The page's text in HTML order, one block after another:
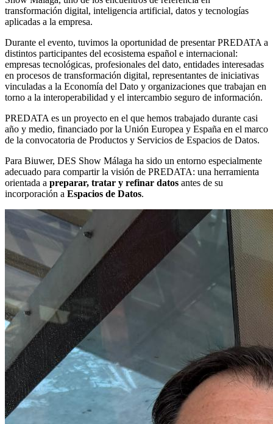
transformación digital, inteligencia artificial, datos y tecnologías
aplicadas a la empresa.
Durante el evento, tuvimos la oportunidad de presentar PREDATA a
distintos participantes del ecosistema español e internacional:
empresas tecnológicas, profesionales del dato, entidades interesadas
en procesos de transformación digital, representantes de iniciativas
vinculadas a la Economía del Dato y organizaciones que trabajan en
torno a la interoperabilidad y el intercambio seguro de información.
PREDATA es un proyecto en el que hemos trabajado durante casi
año y medio, financiado por la Unión Europea y España en el marco
de la convocatoria de Productos y Servicios de Espacios de Datos.
Para Biuwer, DES Show Málaga ha sido un entorno especialmente
adecuado para compartir la visión de PREDATA: una herramienta
orientada a preparar, tratar y refinar datos antes de su
incorporación a Espacios de Datos.